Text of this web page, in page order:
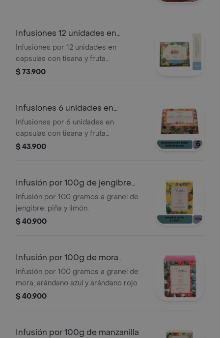
Infusiones 12 unidades en
capsulas 84 g
Infusiones por 12 unidades en
capsulas con tisana y fruta
deshidratada de sabores surtidos por
$ 73.900
Infusiones 6 unidades en
cápsulas de 42g
Infusiones por 6 unidades en
capsulas con tisana y fruta
deshidratada de sabores surtidos por
$ 43.900
Infusión por 100g de jengibre
piña
Infusión por 100 gramos a granel de
jengibre, piña y limón.
$ 40.900
Infusión por 100g de mora
arándano
Infusión por 100 gramos a granel de
mora, arándano azul y arándano rojo
$ 40.900
Infusión por 100g de manzanilla